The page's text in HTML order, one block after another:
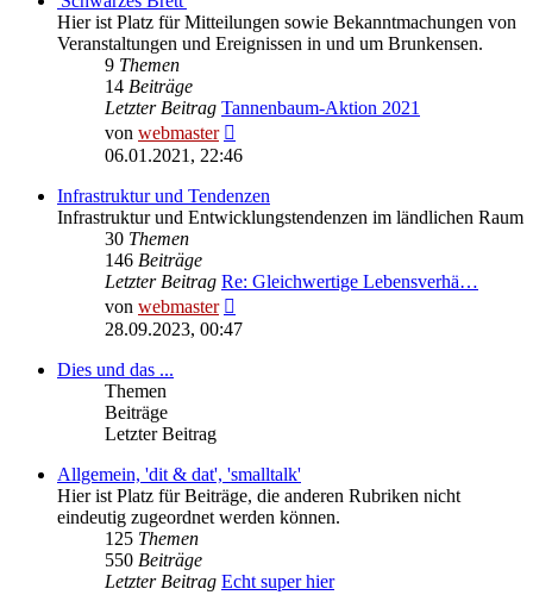
Hier ist Platz für Mitteilungen sowie Bekanntmachungen von
Veranstaltungen und Ereignissen in und um Brunkensen.
9 Themen
14 Beiträge
Letzter Beitrag Tannenbaum-Aktion 2021
von webmaster
Beitrag
06.01.2021, 22:46
Infrastruktur und Tendenzen
Infrastruktur und Entwicklungstendenzen im ländlichen Raum
30 Themen
146 Beiträge
Letzter Beitrag Re: Gleichwertige Lebensverhä…
von webmaster
Beitrag
28.09.2023, 00:47
Dies und das ...
Themen
Beiträge
Letzter Beitrag
Allgemein, 'dit & dat', 'smalltalk'
Hier ist Platz für Beiträge, die anderen Rubriken nicht
eindeutig zugeordnet werden können.
125 Themen
550 Beiträge
Letzter Beitrag Echt super hier